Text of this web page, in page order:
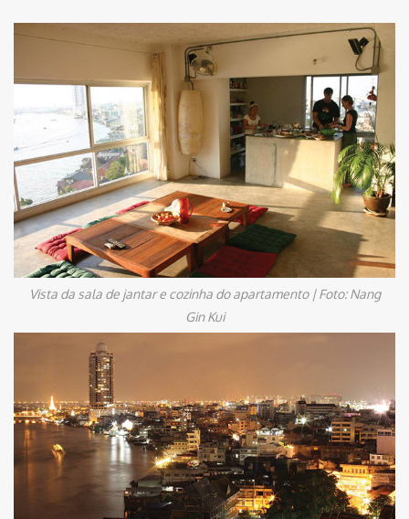
Vista da sala de jantar e cozinha do apartamento | Foto: Nang
Gin Kui